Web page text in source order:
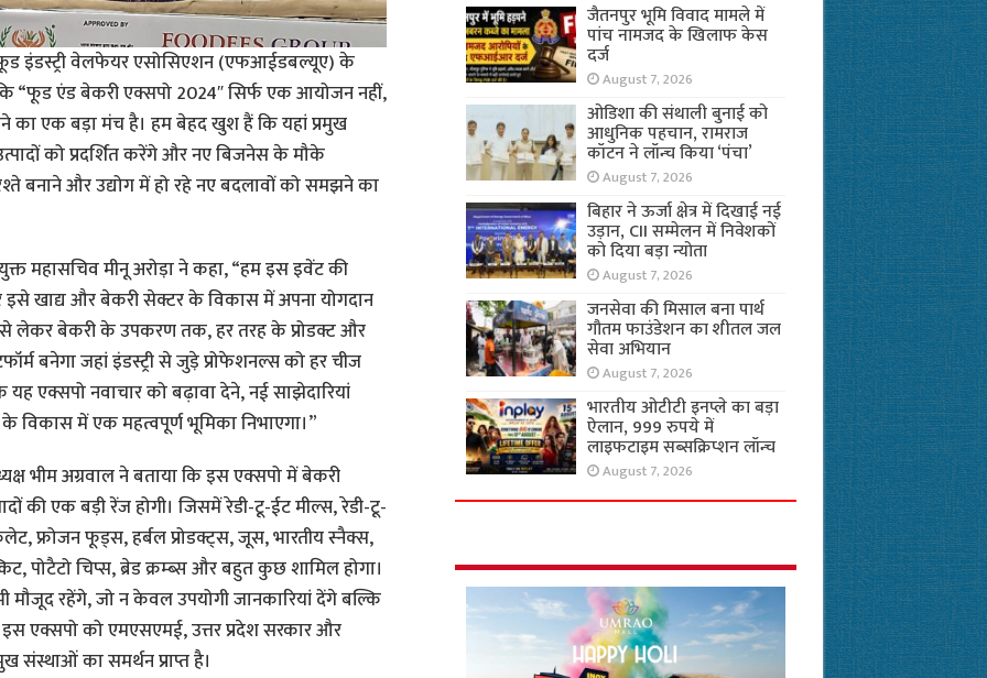
फूड इंडस्ट्री वेलफेयर एसोसिएशन (एफआईडबल्यूए) के
कि “फूड एंड बेकरी एक्सपो 2024″ सिर्फ एक आयोजन नहीं,
का एक बड़ा मंच है। हम बेहद खुश हैं कि यहां प्रमुख
को प्रदर्शित करेंगे और नए बिजनेस के मौके
बनाने और उद्योग में हो रहे नए बदलावों को समझने का
महासचिव मीनू अरोड़ा ने कहा, “हम इस इवेंट की
खाद्य और बेकरी सेक्टर के विकास में अपना योगदान
से लेकर बेकरी के उपकरण तक, हर तरह के प्रोडक्ट और
बनेगा जहां इंडस्ट्री से जुड़े प्रोफेशनल्स को हर चीज
एक्सपो नवाचार को बढ़ावा देने, नई साझेदारियां
विकास में एक महत्वपूर्ण भूमिका निभाएगा।”
भीम अग्रवाल ने बताया कि इस एक्सपो में बेकरी
की एक बड़ी रेंज होगी। जिसमें रेडी-टू-ईट मील्स, रेडी-टू-
फ्रोजन फूड्स, हर्बल प्रोडक्ट्स, जूस, भारतीय स्नैक्स,
पोटैटो चिप्स, ब्रेड क्रम्ब्स और बहुत कुछ शामिल होगा।
मौजूद रहेंगे, जो न केवल उपयोगी जानकारियां देंगे बल्कि
एक्सपो को एमएसएमई, उत्तर प्रदेश सरकार और
का समर्थन प्राप्त है।
जैतनपुर भूमि विवाद मामले में
पांच नामजद के खिलाफ केस
दर्ज
August 7, 2026
ओडिशा की संथाली बुनाई को
आधुनिक पहचान, रामराज
कॉटन ने लॉन्च किया ‘पंचा’
August 7, 2026
बिहार ने ऊर्जा क्षेत्र में दिखाई नई
उड़ान, CII सम्मेलन में निवेशकों
को दिया बड़ा न्योता
August 7, 2026
जनसेवा की मिसाल बना पार्थ
गौतम फाउंडेशन का शीतल जल
सेवा अभियान
August 7, 2026
भारतीय ओटीटी इनप्ले का बड़ा
ऐलान, 999 रुपये में
लाइफटाइम सब्सक्रिप्शन लॉन्च
August 7, 2026